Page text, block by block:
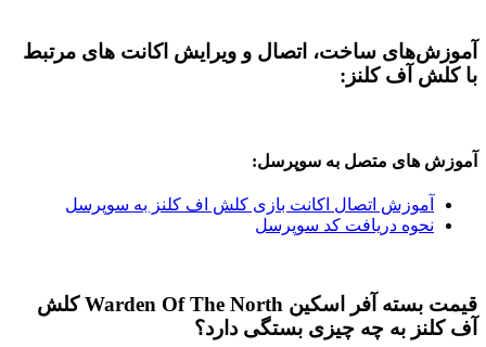
ساخت، اتصال و ویرایش اکانت های مرتبط
کلنز:
متصل به سوپرسل:
اتصال اکانت بازی کلش اف کلنز به سوپرسل
دریافت کد سوپرسل
قیمت بسته آفر اسکین Warden Of The North کلش
به چه چیزی بستگی دارد؟